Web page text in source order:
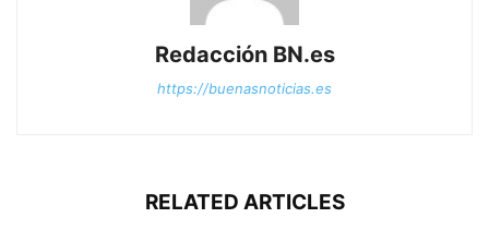
Redacción BN.es
https://buenasnoticias.es
RELATED ARTICLES